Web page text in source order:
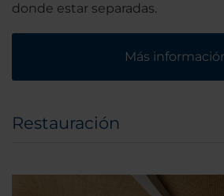
donde estar separadas.
Más
Restauración